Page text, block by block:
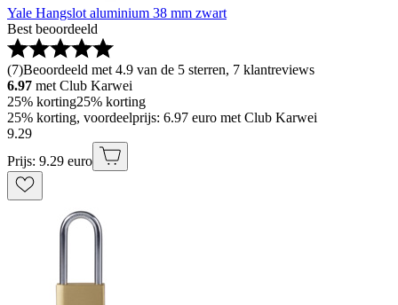
Yale Hangslot aluminium 38 mm zwart
Best beoordeeld
(7)Beoordeeld met 4.9 van de 5 sterren, 7 klantreviews
6.97 met Club Karwei
25% korting25% korting
25% korting, voordeelprijs: 6.97 euro met Club Karwei
9.29
Prijs: 9.29 euro